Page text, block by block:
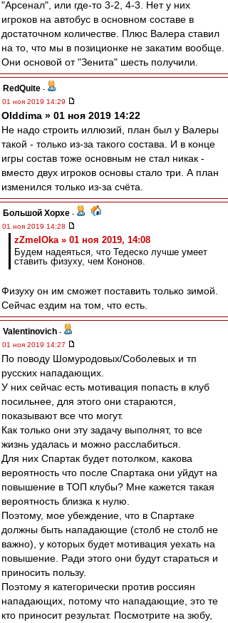
"Арсенал", или где-то 3-2, 4-3. Нет у них
игроков на автобус в основном составе в
достаточном количестве. Плюс Валера ставил
на то, что мы в позиционке не закатим вообще.
Они основой от "Зенита" шесть получили.
RedQuite -
01 ноя 2019 14:29
Olddima » 01 ноя 2019 14:22
Не надо строить иллюзий, план был у Валеры
такой - только из-за такого состава. И в конце
игры состав тоже основным не стал никак -
вместо двух игроков основы стало три. А план
изменился только из-за счёта.
Большой Хорхе -
01 ноя 2019 14:28
zZmeIOka » 01 ноя 2019, 14:08
Будем надеяться, что Тедеско лучше умеет
ставить физуху, чем Кононов.
Физуху он им сможет поставить только зимой.
Сейчас ездим на том, что есть.
Valentinovich -
01 ноя 2019 14:27
По поводу Шомуродовых/Соболевых и тп
русских нападающих.
У них сейчас есть мотивация попасть в клуб
посильнее, для этого они стараются,
показывают все что могут.
Как только они эту задачу выполнят, то все
жизнь удалась и можно расслабиться.
Для них Спартак будет потолком, какова
вероятность что после Спартака они уйдут на
повышение в ТОП клубы? Мне кажется такая
вероятность близка к нулю.
Поэтому, мое убеждение, что в Спартаке
должны быть нападающие (столб не столб не
важно), у которых будет мотивация уехать на
повышение. Ради этого они будут стараться и
приносить пользу.
Поэтому я категорически против россиян
нападающих, потому что нападающие, это те
кто приносит результат. Посмотрите на зюбу,